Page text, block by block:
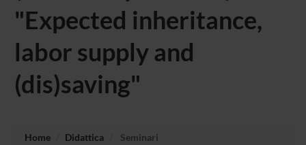
"Expected inheritance,
labor supply and
(dis)saving"
Home Didattica Seminari